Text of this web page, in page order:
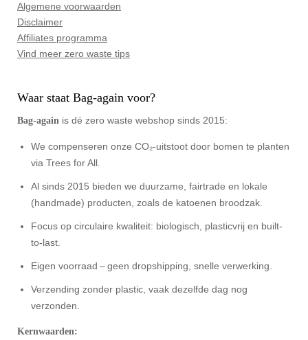
Algemene voorwaarden
Disclaimer
Affiliates programma
Vind meer zero waste tips
Waar staat Bag-again voor?
Bag‑again is dé zero waste webshop sinds 2015:
We compenseren onze CO₂-uitstoot door bomen te planten
via Trees for All.
Al sinds 2015 bieden we duurzame, fairtrade en lokale
(handmade) producten, zoals de katoenen broodzak.
Focus op circulaire kwaliteit: biologisch, plasticvrij en built-
to-last.
Eigen voorraad – geen dropshipping, snelle verwerking.
Verzending zonder plastic, vaak dezelfde dag nog
verzonden.
Kernwaarden: